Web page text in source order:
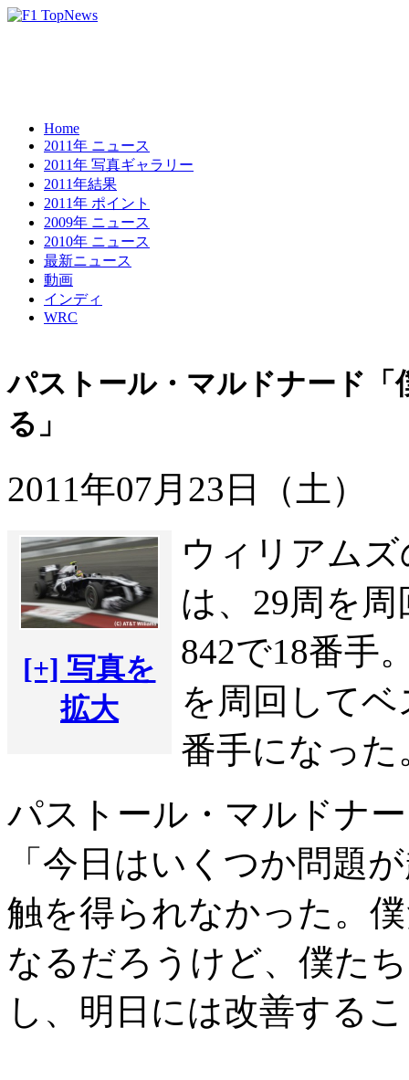
Home
2011年 ニュース
2011年 写真ギャラリー
2011年結果
2011年 ポイント
2009年 ニュース
2010年 ニュース
最新ニュース
動画
インディ
WRC
パストール・マルドナード
る」
2011年07月23日（土）
[+] 写真を
拡大
ウィリアム
は、29周を
842で18番手
を周回してベ
番手になった
パストール・マルドナ
「今日はいくつか問題
触を得られなかった。
なるだろうけど、僕た
し、明日には改善する